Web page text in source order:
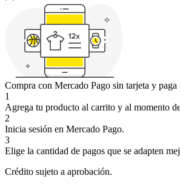
Compra con Mercado Pago sin tarjeta y paga
1
Agrega tu producto al carrito y al momento
2
Inicia sesión en Mercado Pago.
3
Elige la cantidad de pagos que se adapten
Crédito sujeto a aprobación.